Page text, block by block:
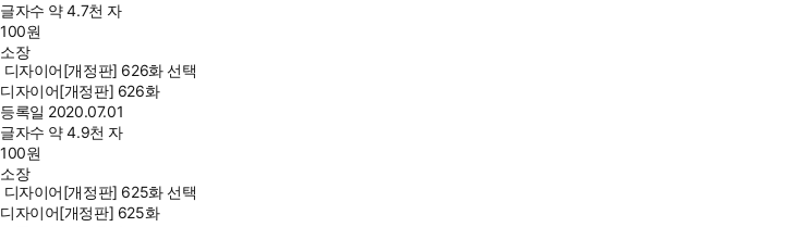
글자수 약 4.7천 자
100원
소장
디자이어[개정판] 626화 선택
디자이어[개정판] 626화
등록일 2020.07.01
글자수 약 4.9천 자
100원
소장
디자이어[개정판] 625화 선택
디자이어[개정판] 625화